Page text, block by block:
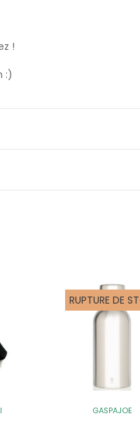
!
:)
RUPTURE DE
GASPAJOE